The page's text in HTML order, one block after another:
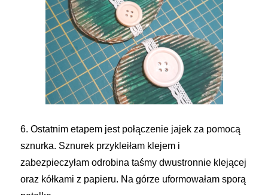
6. Ostatnim etapem jest połączenie jajek za pomocą
sznurka. Sznurek przykleiłam klejem i
zabezpieczyłam odrobina taśmy dwustronnie klejącej
oraz kółkami z papieru. Na górze uformowałam sporą